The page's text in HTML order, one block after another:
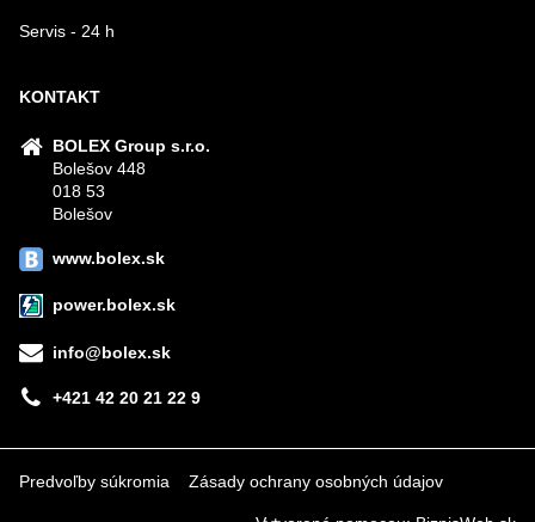
Servis - 24 h
KONTAKT
BOLEX Group s.r.o.
Bolešov 448
018 53
Bolešov
www.bolex.sk
power.bolex.sk
info@bolex.sk
+421 42 20 21 22 9
Predvoľby súkromia Zásady ochrany osobných údajov